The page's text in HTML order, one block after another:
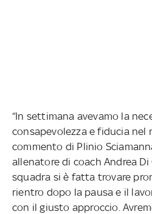
“In settimana avevamo la
consapevolezza e fiducia nel
commento di Plinio
allenatore di coach Andrea
squadra si è fatta trovare
rientro dopo la pausa e il
con il giusto approccio.